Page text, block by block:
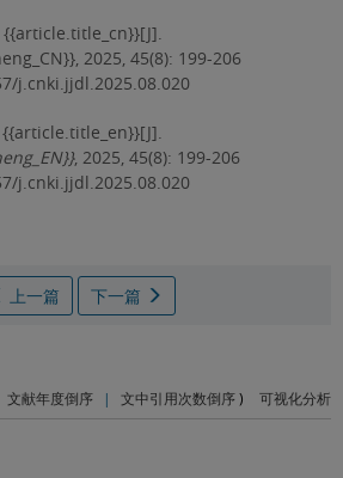
{{article.title_cn}}[J].
2025, 45(8): 199-206
j.cnki.jjdl.2025.08.020
{{article.title_en}}[J].
, 2025, 45(8): 199-206
j.cnki.jjdl.2025.08.020
上一篇 下一篇
文献年度倒序 | 文中引用次数倒序) 可视化分析